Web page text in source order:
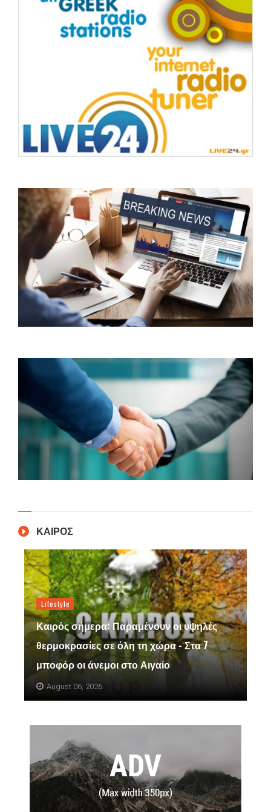
ΚΑΙΡΟΣ
Lifestyle
Καιρός σήμερα: Παραμένουν οι υψηλές
θερμοκρασίες σε όλη τη χώρα - Στα 7
μποφόρ οι άνεμοι στο Αιγαίο
August 06, 2026